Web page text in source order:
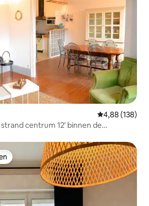
Gemiddelde
4,88 (138)
centrum 12' binnen de